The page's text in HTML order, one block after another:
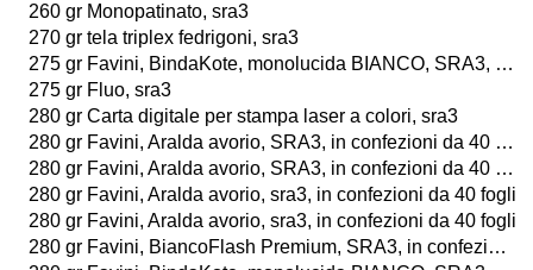
260 gr Monopatinato, sra3
270 gr tela triplex fedrigoni, sra3
275 gr Favini, BindaKote, monolucida BIANCO, SRA3, in confezioni da 60 fogli
275 gr Fluo, sra3
280 gr Carta digitale per stampa laser a colori, sra3
280 gr Favini, Aralda avorio, SRA3, in confezioni da 40 fogli
280 gr Favini, Aralda avorio, SRA3, in confezioni da 40 fogli
280 gr Favini, Aralda avorio, sra3, in confezioni da 40 fogli
280 gr Favini, Aralda avorio, sra3, in confezioni da 40 fogli
280 gr Favini, BiancoFlash Premium, SRA3, in confezioni da 100 fogli o da 25 buste